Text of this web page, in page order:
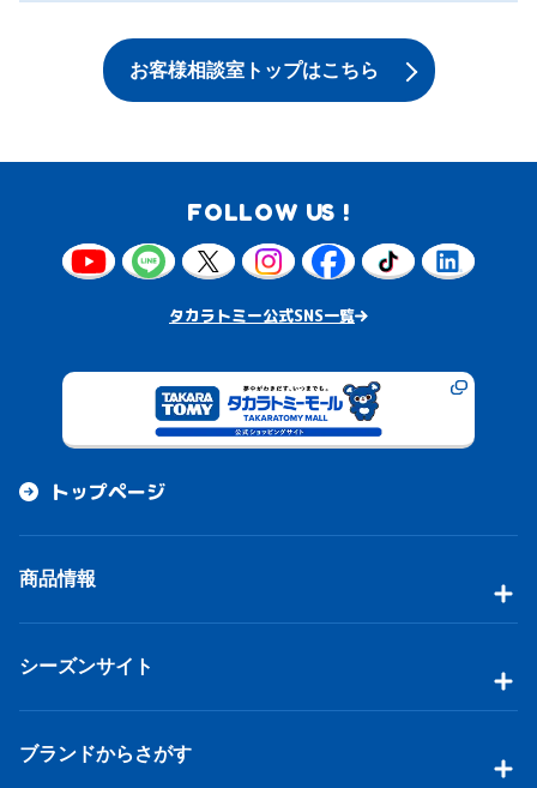
お客様相談室トップはこちら
FOLLOW US !
タカラトミー公式SNS一覧
トップページ
商品情報
シーズンサイト
ブランドからさがす